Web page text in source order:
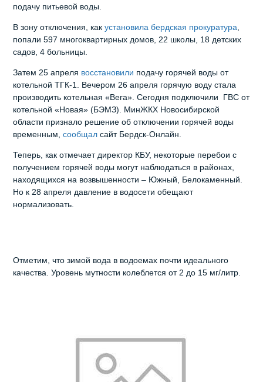
подачу питьевой воды.
В зону отключения, какустановила бердская прокуратура,
попали 597 многоквартирных домов, 22 школы, 18 детских
садов, 4 больницы.
Затем 25 апреля восстановили подачу горячей воды от
котельной ТГК-1. Вечером 26 апреля горячую воду стала
производить котельная «Вега». Сегодня подключили ГВС от
котельной «Новая» (БЭМЗ). МинЖКХ Новосибирской
области признало решение об отключении горячей воды
временным,сообщал сайт Бердск-Онлайн.
Теперь, как отмечает директор КБУ, некоторые перебои с
получением горячей воды могут наблюдаться в районах,
находящихся на возвышенности – Южный, Белокаменный.
Но к 28 апреля давление в водосети обещают
нормализовать.
Отметим, что зимой вода в водоемах почти идеального
качества. Уровень мутности колеблется от 2 до 15 мг/литр.